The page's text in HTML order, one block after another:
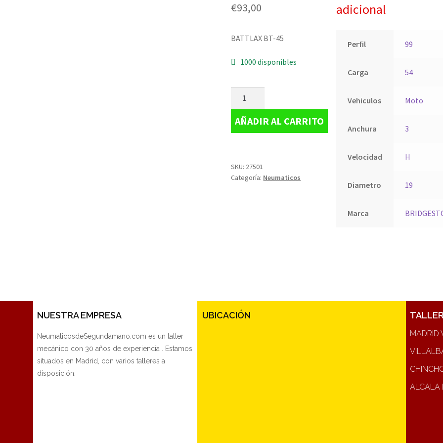
€93,00
BATTLAX BT-45
1000 disponibles
AÑADIR AL CARRITO
SKU: 27501
Categoría: Neumaticos
adicional
Perfil 99
Carga 54
Vehiculos Moto
Anchura 3
Velocidad H
Diametro 19
Marca
NUESTRA EMPRESA
NeumaticosdeSegundamano.com es un taller
mecánico con 30 años de experiencia . Estamos
situados en Madrid, con varios talleres a
disposición.
UBICACIÓN
MADRID
ALCALA